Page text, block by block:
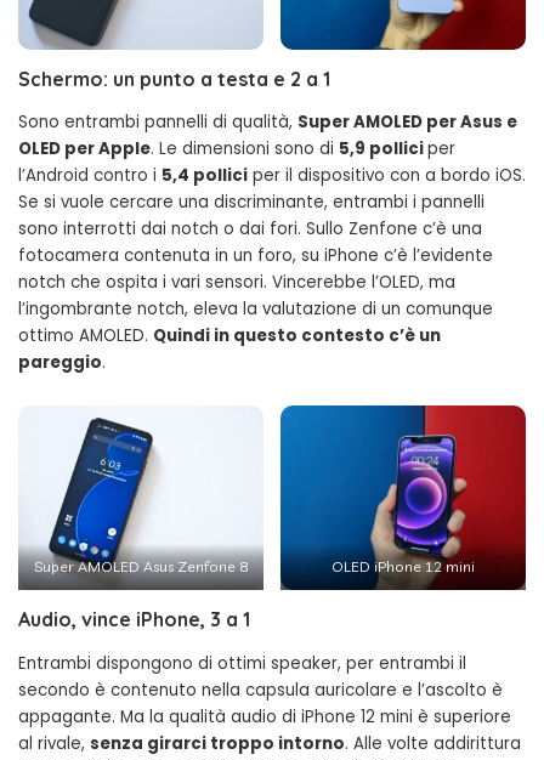
Schermo: un punto a testa e 2 a 1
Sono entrambi pannelli di qualità, Super AMOLED per Asus e
OLED per Apple. Le dimensioni sono di 5,9 polliciper
l’Android contro i 5,4 pollici per il dispositivo con a bordo iOS.
Se si vuole cercare una discriminante, entrambi i pannelli
sono interrotti dai notch o dai fori. Sullo Zenfone c’è una
fotocamera contenuta in un foro, su iPhone c’è l’evidente
notch che ospita i vari sensori. Vincerebbe l’OLED, ma
l’ingombrante notch, eleva la valutazione di un comunque
ottimo AMOLED. Quindi in questo contesto c’è un
pareggio.
Super AMOLED Asus Zenfone 8 OLED iPhone 12 mini
Audio, vince iPhone, 3 a 1
Entrambi dispongono di ottimi speaker, per entrambi il
secondo è contenuto nella capsula auricolare e l’ascolto è
appagante. Ma la qualità audio di iPhone 12 mini è superiore
al rivale, senza girarci troppo intorno. Alle volte addirittura